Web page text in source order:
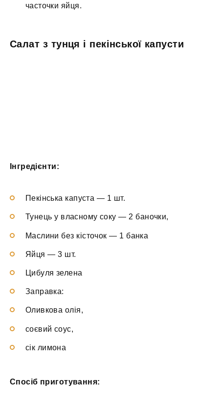
часточки яйця.
Салат з тунця і пекінської капусти
Інгредієнти:
Пекінська капуста — 1 шт.
Тунець у власному соку — 2 баночки,
Маслини без кісточок — 1 банка
Яйця — 3 шт.
Цибуля зелена
Заправка:
Оливкова олія,
соєвий соус,
сік лимона
Спосіб приготування: